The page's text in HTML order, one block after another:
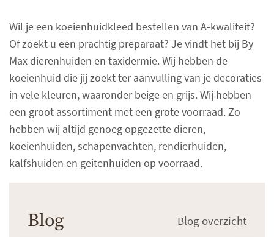
Wil je een koeienhuidkleed bestellen van A-kwaliteit?
Of zoekt u een prachtig preparaat? Je vindt het bij By
Max dierenhuiden en taxidermie. Wij hebben de
koeienhuid die jij zoekt ter aanvulling van je decoraties
in vele kleuren, waaronder beige en grijs. Wij hebben
een groot assortiment met een grote voorraad. Zo
hebben wij altijd genoeg opgezette dieren,
koeienhuiden, schapenvachten, rendierhuiden,
kalfshuiden en geitenhuiden op voorraad.
Blog Blog overzicht